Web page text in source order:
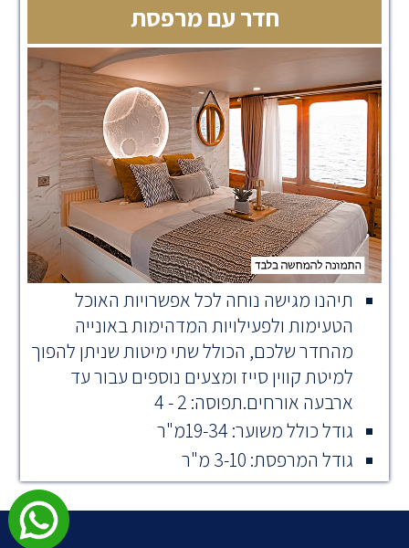
חדר עם מרפסת
תיהנו מגישה נוחה לכל אפשרויות האוכל
הטעימות ולפעילויות המדהימות באונייה
מהחדר שלכם, הכולל שתי מיטות שניתן להפוך
למיטת קווין סייז ומצעים נוספים עבור עד
ארבעה אורחים.תפוסה: 2 - 4
גודל כולל משוער: 19-34מ"ר
גודל המרפסת: 3-10 מ"ר